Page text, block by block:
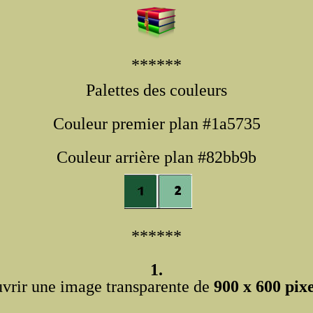
******
Palettes des couleurs
Couleur premier plan #1a5735
Couleur arrière plan #82bb9b
******
1.
une image transparente de 900 x 600